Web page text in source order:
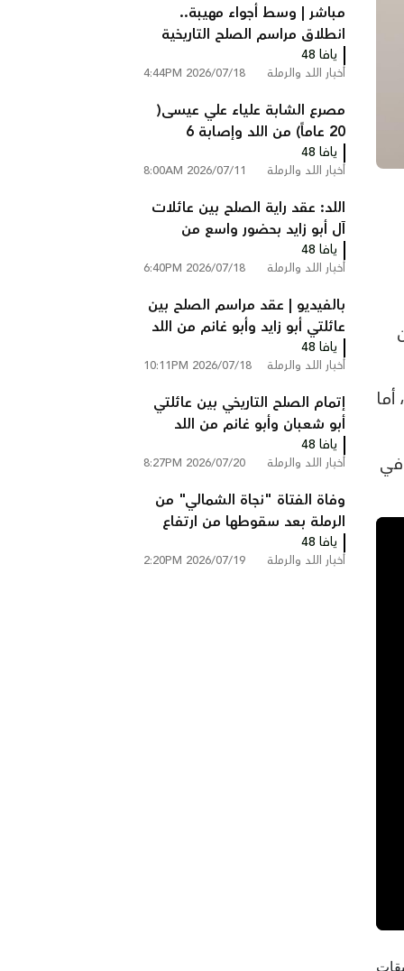
في
مباشر | وسط أجواء مهيبة..
انطلاق مراسم الصلح التاريخية
بين عائلتي أبو زايد وأبو غانم في
كفر قاسم
يافا 48
أخبار اللد والرملة 2026/07/18 4:44PM
مصرع الشابة علياء علي عيسى(
20 عاماً) من اللد وإصابة 6
أشخاص في حادث طرق مروع
على شارع 6 قرب الطيبة
يافا 48
أخبار اللد والرملة 2026/07/11 8:00AM
اللد: عقد راية الصلح بين عائلات
آل أبو زايد بحضور واسع من
الوجهاء ولجان الإصلاح
يافا 48
أخبار اللد والرملة 2026/07/18 6:40PM
بالفيديو | عقد مراسم الصلح بين
عائلتي أبو زايد وأبو غانم من اللد
في كفر قاسم
يافا 48
أخبار اللد والرملة 2026/07/18 10:11PM
إتمام الصلح التاريخي بين عائلتي
أبو شعبان وأبو غانم من اللد
والرملة في كفر قاسم
يافا 48
أخبار اللد والرملة 2026/07/20 8:27PM
وفاة الفتاة "نجاة الشمالي" من
الرملة بعد سقوطها من ارتفاع
في فندق بالأردن
يافا 48
أخبار اللد والرملة 2026/07/19 2:20PM